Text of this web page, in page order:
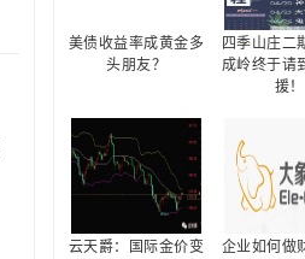
美债收益率成黄金多
头朋友？
四季山庄二
成岭终于请
援！
云天爵：国际金价变
企业如何做